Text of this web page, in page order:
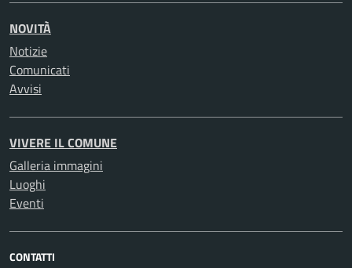
NOVITÀ
Notizie
Comunicati
Avvisi
VIVERE IL COMUNE
Galleria immagini
Luoghi
Eventi
CONTATTI